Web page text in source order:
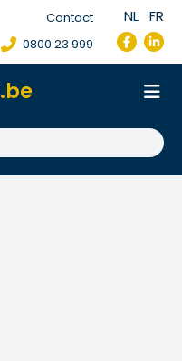
Contact
0800 23 999
NL FR
.be